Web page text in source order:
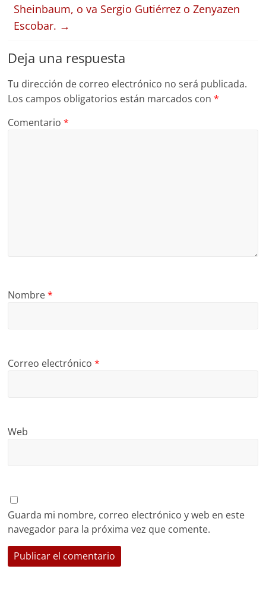
Sheinbaum, o va Sergio Gutiérrez o Zenyazen
Escobar. →
Deja una respuesta
Tu dirección de correo electrónico no será publicada.
Los campos obligatorios están marcados con*
Comentario*
Nombre*
Correo electrónico*
Web
Guarda mi nombre, correo electrónico y web en este
navegador para la próxima vez que comente.